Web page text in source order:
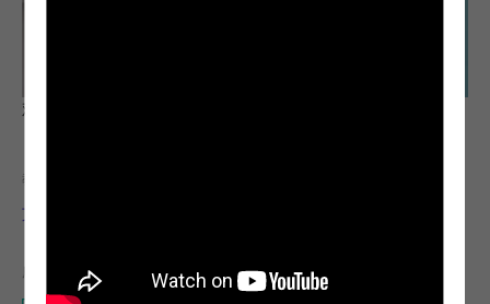
观察与学习
教师
艾米-伯杰
所需设备